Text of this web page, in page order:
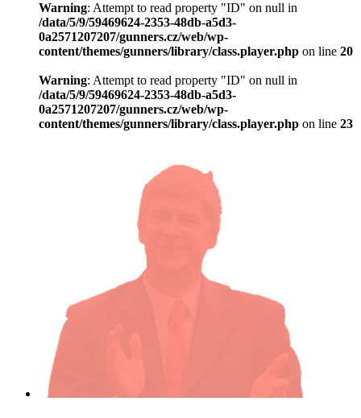
Warning: Attempt to read property "ID" on null in
/data/5/9/59469624-2353-48db-a5d3-
0a2571207207/gunners.cz/web/wp-
content/themes/gunners/library/class.player.php on line 20
Warning: Attempt to read property "ID" on null in
/data/5/9/59469624-2353-48db-a5d3-
0a2571207207/gunners.cz/web/wp-
content/themes/gunners/library/class.player.php on line 23